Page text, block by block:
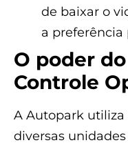
de baixar o
a preferência
O poder
Controle
A Autopark utiliza
diversas